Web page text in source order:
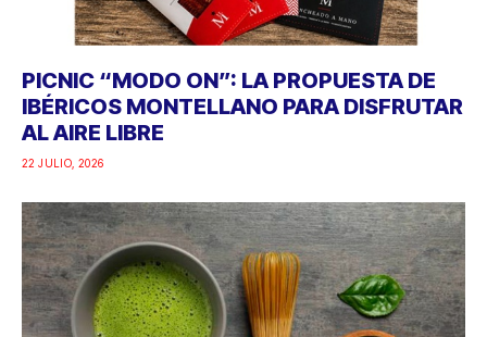
PICNIC “MODO ON”: LA PROPUESTA DE
IBÉRICOS MONTELLANO PARA DISFRUTAR
AL AIRE LIBRE
22 JULIO, 2026